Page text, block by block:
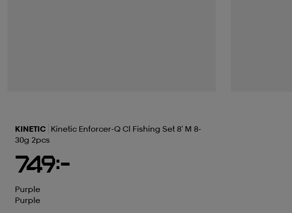
KINETIC Kinetic Enforcer-Q Cl Fishing Set 8' M 8-
30g 2pcs
749:-
Purple
Purple